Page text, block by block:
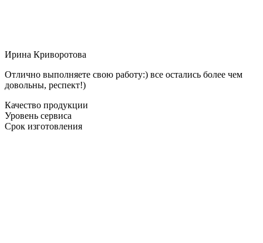
Ирина Криворотова
Отлично выполняете свою работу:) все остались более чем
довольны, респект!)
Качество продукции
Уровень сервиса
Срок изготовления